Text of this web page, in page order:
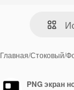
Главная/Стоковый/
PNG экран